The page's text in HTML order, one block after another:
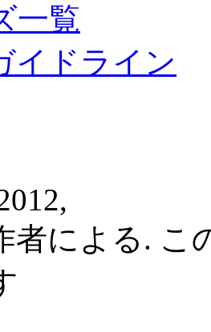
一覧
イドライン
者による. こ